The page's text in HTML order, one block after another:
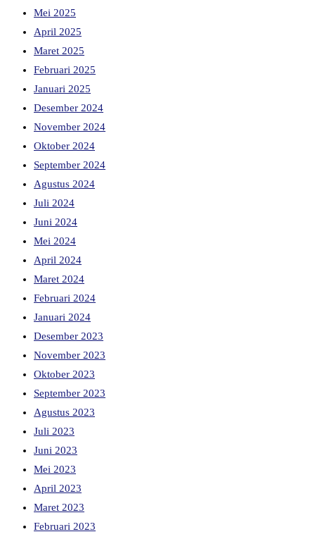
Mei 2025
April 2025
Maret 2025
Februari 2025
Januari 2025
Desember 2024
November 2024
Oktober 2024
September 2024
Agustus 2024
Juli 2024
Juni 2024
Mei 2024
April 2024
Maret 2024
Februari 2024
Januari 2024
Desember 2023
November 2023
Oktober 2023
September 2023
Agustus 2023
Juli 2023
Juni 2023
Mei 2023
April 2023
Maret 2023
Februari 2023